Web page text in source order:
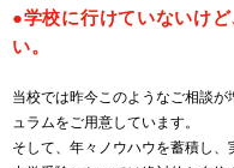
●学校に行けていないけ
い。
当校では昨今このようなご相談
ュラムをご用意しています。
そして、年々ノウハウを蓄積し、